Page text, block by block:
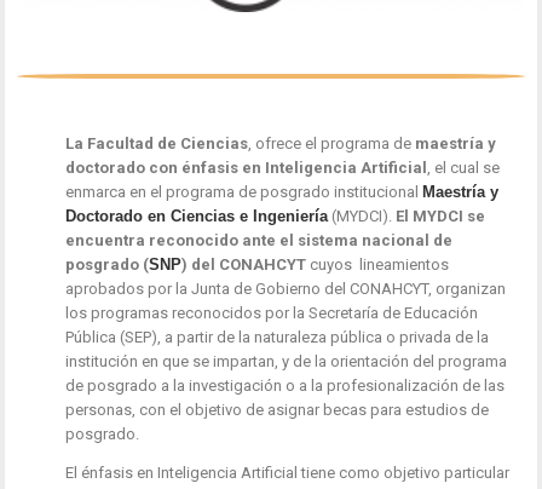
La Facultad de Ciencias , ofrece el programa de maestría y
doctorado con énfasis en Inteligencia Artificial
, el cual se
enmarca en el programa de posgrado institucional Maestría y
Doctorado en Ciencias e Ingeniería (MYDCI). El MYDCI se
encuentra reconocido ante el sistema nacional de
posgrado (SNP) del CONAHCYT cuyos lineamientos
aprobados por la Junta de Gobierno del CONAHCYT, organizan
los programas reconocidos por la Secretaría de Educación
Pública (SEP), a partir de la naturaleza pública o privada de la
institución en que se impartan, y de la orientación del programa
de posgrado a la investigación o a la profesionalización de las
personas, con el objetivo de asignar becas para estudios de
posgrado.
El énfasis en Inteligencia Artificial tiene como objetivo particular